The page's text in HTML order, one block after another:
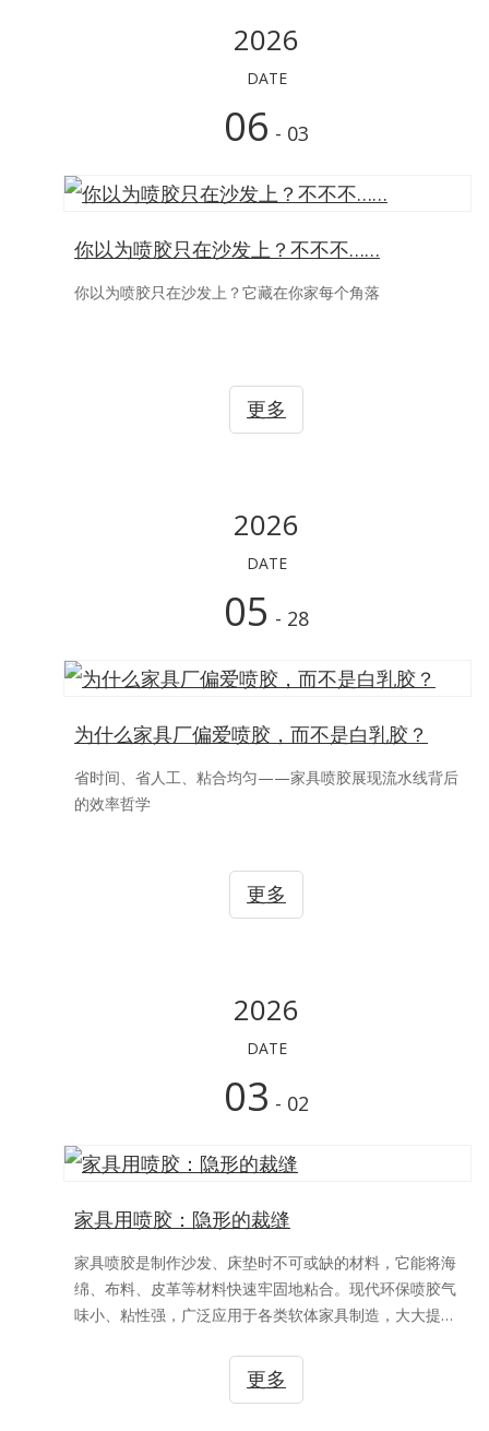
2026
DATE
06 - 03
你以为喷胶只在沙发上？不不不……
你以为喷胶只在沙发上？它藏在你家每个角落
更多
2026
DATE
05 - 28
为什么家具厂偏爱喷胶，而不是白乳胶？
省时间、省人工、粘合均匀——家具喷胶展现流水线背后
的效率哲学
更多
2026
DATE
03 - 02
家具用喷胶：隐形的裁缝
家具喷胶是制作沙发、床垫时不可或缺的材料，它能将海
绵、布料、皮革等材料快速牢固地粘合。现代环保喷胶气
味小、粘性强，广泛应用于各类软体家具制造，大大提升
匀省料。对于普通家庭来说，小罐喷胶也是修复抱枕、改
更多